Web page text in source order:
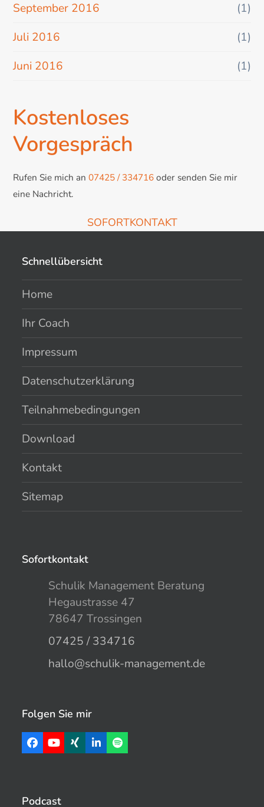
September 2016
(1)
Juli 2016
(1)
Juni 2016
(1)
Kostenloses
Vorgespräch
Rufen Sie mich an07425 / 334716oder senden Sie mir
eine Nachricht.
SOFORTKONTAKT
Schnellübersicht
Home
Ihr Coach
Impressum
Datenschutzerklärung
Teilnahmebedingungen
Download
Kontakt
Sitemap
Sofortkontakt
Schulik Management Beratung
Hegaustrasse 47
78647 Trossingen
07425 / 334716
hallo@schulik-management.de
Folgen Sie mir
Facebook
YouTube
XingLinkedInSpotify
Podcast